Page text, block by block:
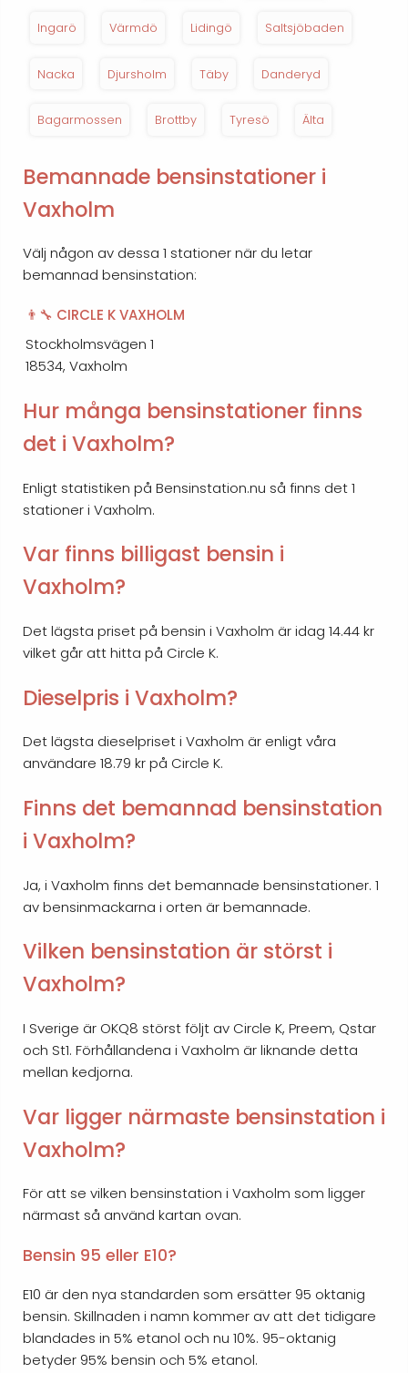
Ingarö Värmdö Lidingö Saltsjöbaden
Nacka Djursholm Täby Danderyd
Bagarmossen Brottby Tyresö Älta
Bemannade bensinstationer i
Vaxholm
Välj någon av dessa 1 stationer när du letar
bemannad bensinstation:
👨‍🔧 CIRCLE K VAXHOLM
Stockholmsvägen 1
18534, Vaxholm
Hur många bensinstationer finns
det i Vaxholm?
Enligt statistiken på Bensinstation.nu så finns det 1
stationer i Vaxholm.
Var finns billigast bensin i
Vaxholm?
Det lägsta priset på bensin i Vaxholm är idag 14.44 kr
vilket går att hitta på Circle K.
Dieselpris i Vaxholm?
Det lägsta dieselpriset i Vaxholm är enligt våra
användare 18.79 kr på Circle K.
Finns det bemannad bensinstation
i Vaxholm?
Ja, i Vaxholm finns det bemannade bensinstationer. 1
av bensinmackarna i orten är bemannade.
Vilken bensinstation är störst i
Vaxholm?
I Sverige är OKQ8 störst följt av Circle K, Preem, Qstar
och St1. Förhållandena i Vaxholm är liknande detta
mellan kedjorna.
Var ligger närmaste bensinstation i
Vaxholm?
För att se vilken bensinstation i Vaxholm som ligger
närmast så använd kartan ovan.
Bensin 95 eller E10?
E10 är den nya standarden som ersätter 95 oktanig
bensin. Skillnaden i namn kommer av att det tidigare
blandades in 5% etanol och nu 10%. 95-oktanig
betyder 95% bensin och 5% etanol.